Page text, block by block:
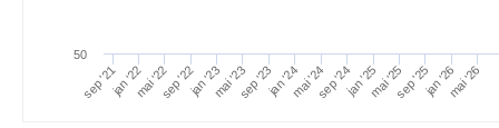
jan '22 jan '23 jan '24 jan '25 jan '26
sep '21 mai '22sep '22 mai '23sep '23 mai '24sep '24 mai '25sep '25 mai '26
50